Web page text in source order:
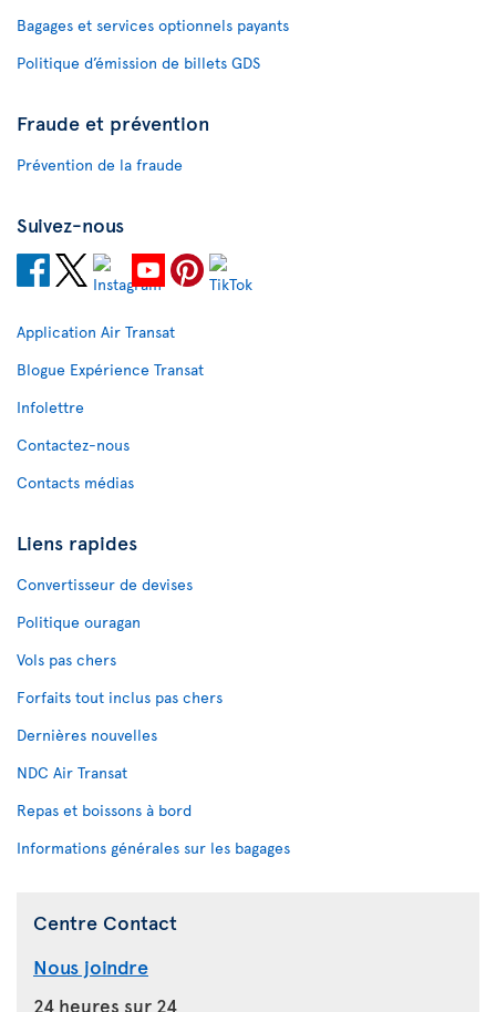
Bagages et services optionnels payants
Politique d’émission de billets GDS
Fraude et prévention
Prévention de la fraude
Suivez-nous
Application Air Transat
Blogue Expérience Transat
Infolettre
Contactez-nous
Contacts médias
Liens rapides
Convertisseur de devises
Politique ouragan
Vols pas chers
Forfaits tout inclus pas chers
Dernières nouvelles
NDC Air Transat
Repas et boissons à bord
Informations générales sur les bagages
Centre Contact
Nous joindre
24 heures sur 24